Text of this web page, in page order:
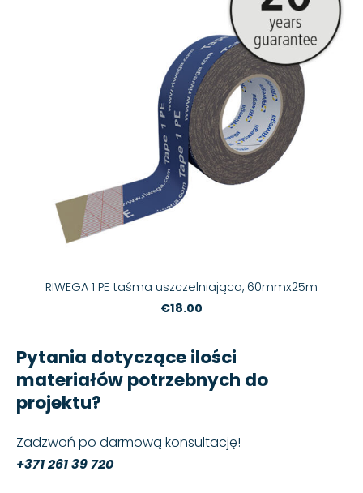
Pytania dotyczące ilości
materiałów potrzebnych do
projektu?
Zadzwoń po darmową konsultację!
+371 261 39 720
RIWEGA 1 PE taśma uszczelniająca, 60mmx25m
€18.00